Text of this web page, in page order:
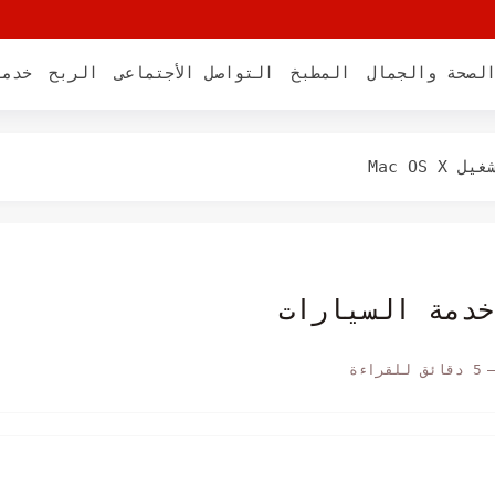
الصحة والجمال المطبخ التواصل الأجتماعى الربح
ماك
ناحية سعر نقرة جوجل...
5 دقائق للقراءة